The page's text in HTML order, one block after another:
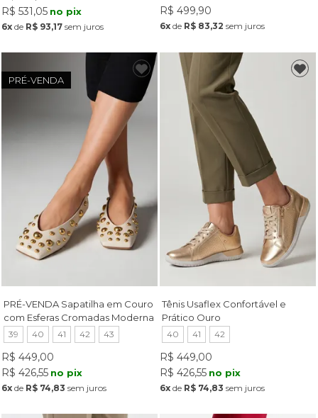
R$ 531,05 no pix
6xde R$ 93,17sem juros
R$ 499,90
6x de R$ 83,32 sem juros
PRÉ-VENDA
PRÉ-VENDA Sapatilha em Couro
com Esferas Cromadas Moderna
Off White
39 40 41 42 43
R$ 449,00
R$ 426,55 no pix
6xde R$ 74,83 sem juros
Tênis Usaflex Confortável e
Prático Ouro
40 41 42
R$ 449,00
R$ 426,55 no pix
6x de R$ 74,83 sem juros